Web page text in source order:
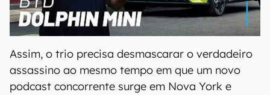
00:00/04:07
Assim, o trio precisa desmascarar o verdadeiro
assassino ao mesmo tempo em que um novo
podcast concorrente surge em Nova York e